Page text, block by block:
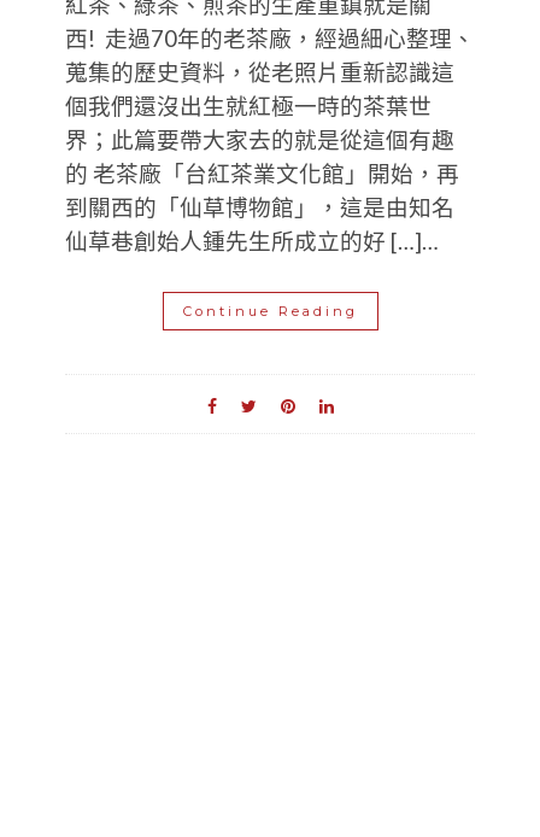
紅茶、綠茶、煎茶的生產重鎮就是關
西! 走過70年的老茶廠，經過細心整理、
蒐集的歷史資料，從老照片重新認識這
個我們還沒出生就紅極一時的茶葉世
界；此篇要帶大家去的就是從這個有趣
的 老茶廠「台紅茶業文化館」開始，再
到關西的「仙草博物館」，這是由知名
仙草巷創始人鍾先生所成立的好 […]…
Continue Reading